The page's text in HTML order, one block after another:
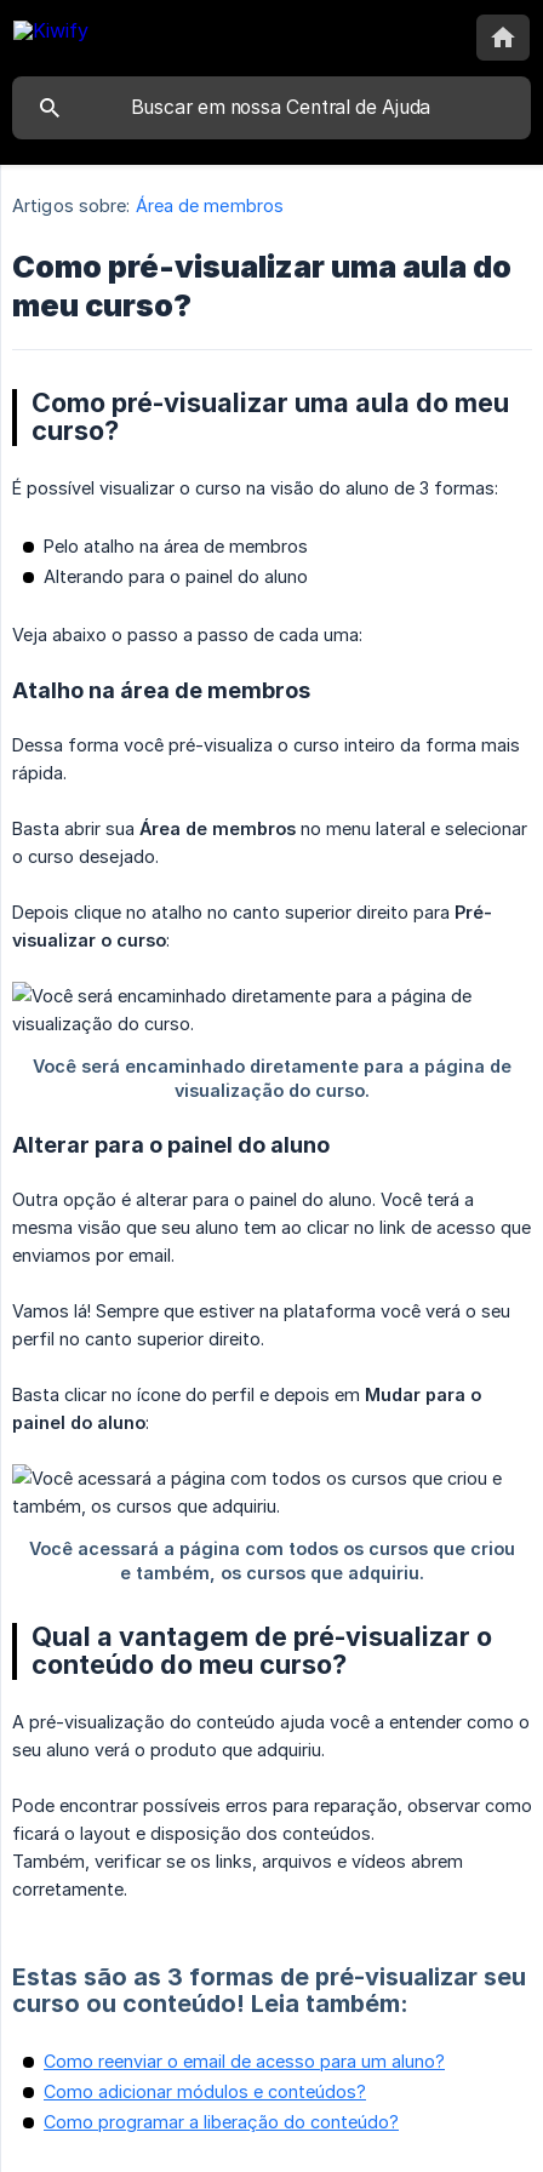
Artigos sobre: Área de membros
Como pré-visualizar uma aula do
meu curso?
Como pré-visualizar uma aula do meu
curso?
É possível visualizar o curso na visão do aluno de 3 formas:
Pelo atalho na área de membros
Alterando para o painel do aluno
Veja abaixo o passo a passo de cada uma:
Atalho na área de membros
Dessa forma você pré-visualiza o curso inteiro da forma mais
rápida.
Basta abrir sua Área de membros no menu lateral e selecionar
o curso desejado.
Depois clique no atalho no canto superior direito para Pré-
visualizar o curso:
Alterar para o painel do aluno
Outra opção é alterar para o painel do aluno. Você terá a
mesma visão que seu aluno tem ao clicar no link de acesso que
enviamos por email.
Vamos lá! Sempre que estiver na plataforma você verá o seu
perfil no canto superior direito.
Basta clicar no ícone do perfil e depois em Mudar para o
painel do aluno:
Qual a vantagem de pré-visualizar o
conteúdo do meu curso?
A pré-visualização do conteúdo ajuda você a entender como o
seu aluno verá o produto que adquiriu.
Pode encontrar possíveis erros para reparação, observar como
ficará o layout e disposição dos conteúdos.
Também, verificar se os links, arquivos e vídeos abrem
corretamente.
Estas são as 3 formas de pré-visualizar seu
curso ou conteúdo! Leia também:
Como reenviar o email de acesso para um aluno?
Como adicionar módulos e conteúdos?
Como programar a liberação do conteúdo?